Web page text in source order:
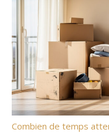
Combien de temps